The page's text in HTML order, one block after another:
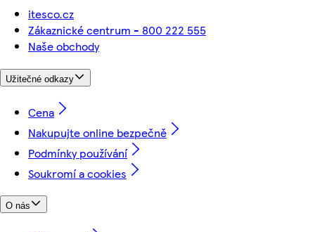
itesco.cz
Zákaznické centrum - 800 222 555
Naše obchody
Užitečné odkazy
Cena
Nakupujte online bezpečně
Podmínky používání
Soukromí a cookies
O nás